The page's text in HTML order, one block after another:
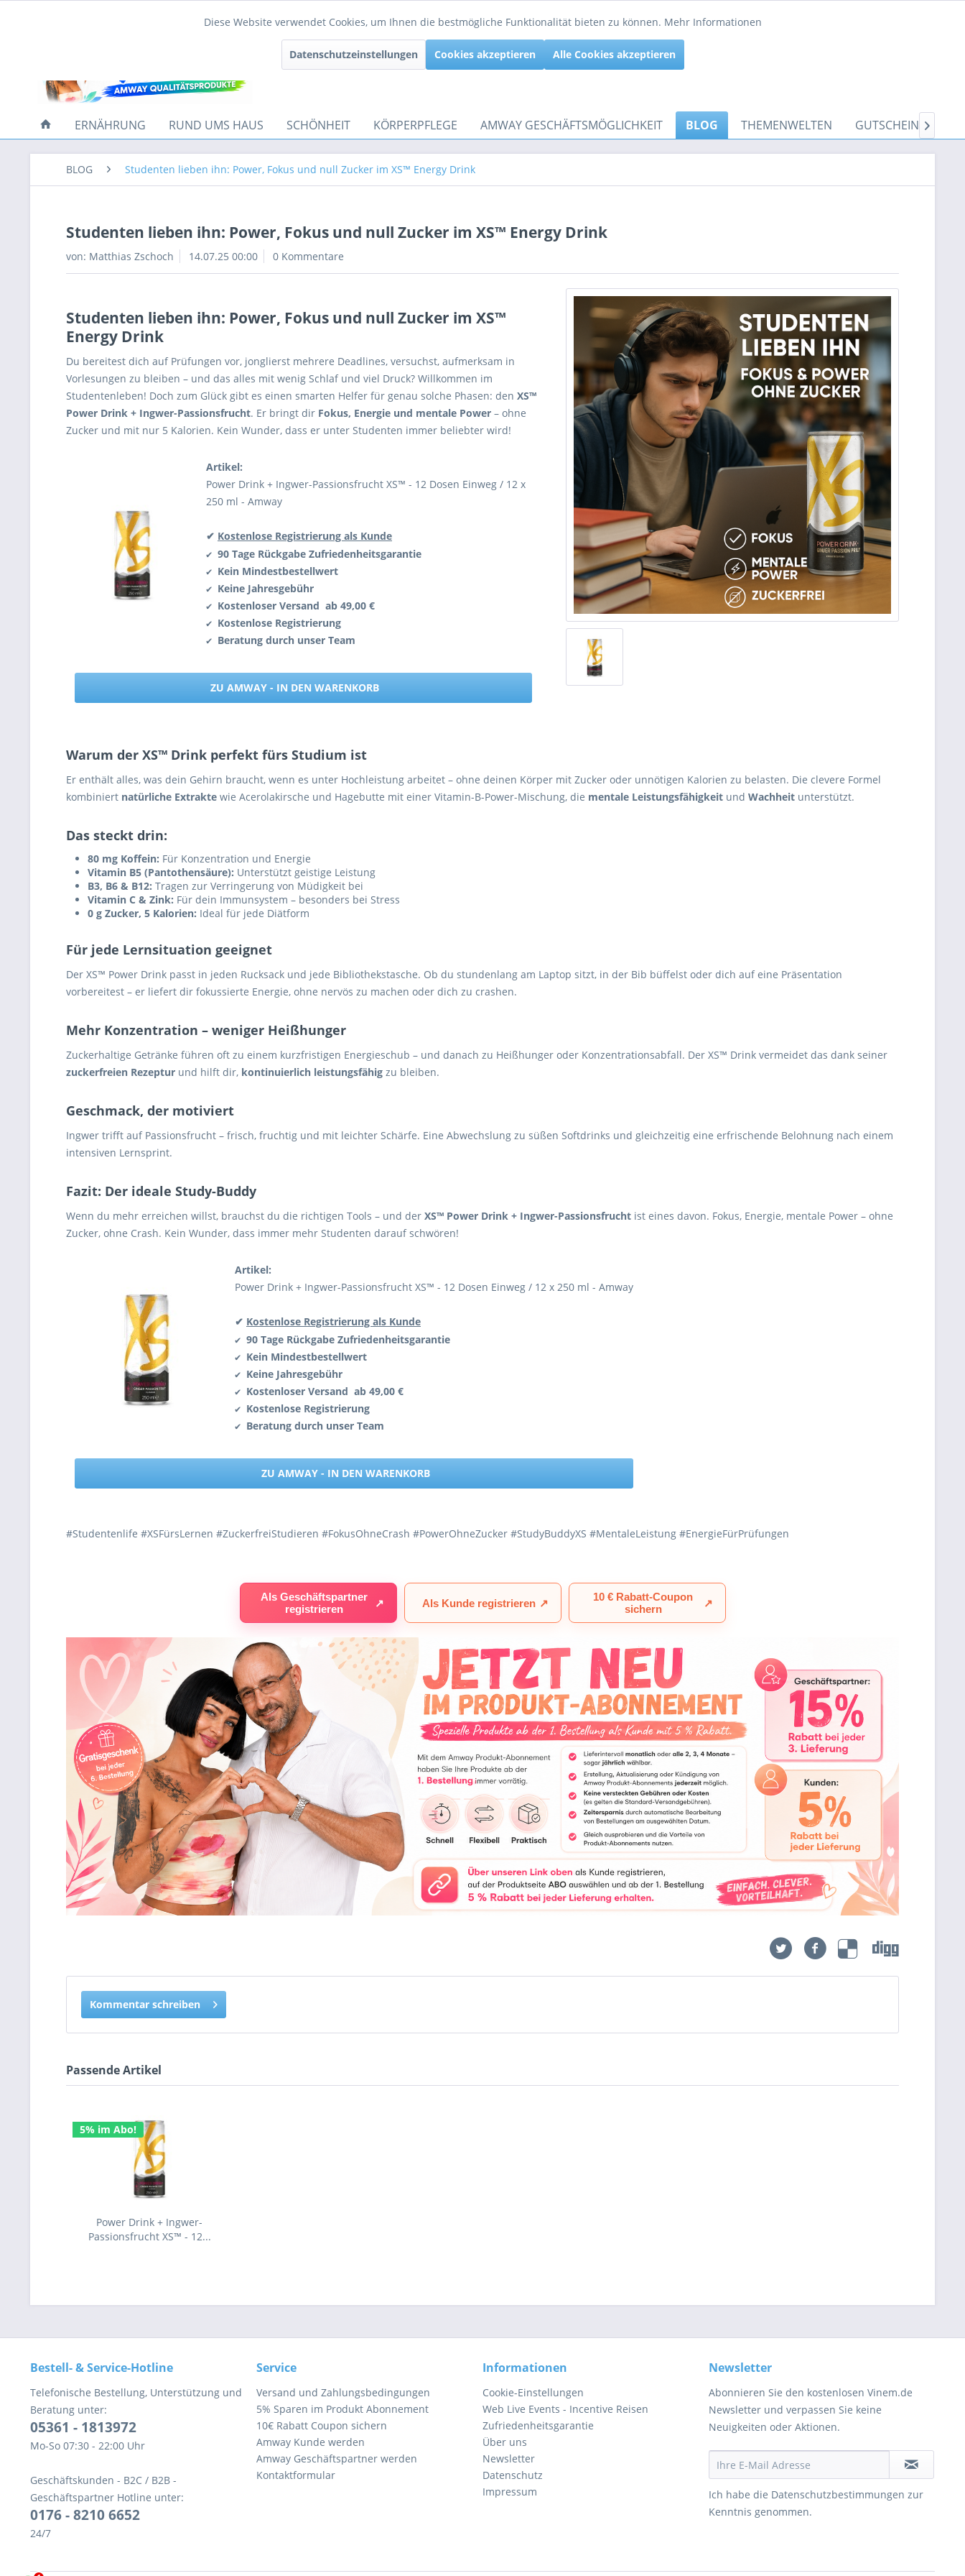
ERNÄHRUNG RUND UMS HAUS SCHÖNHEIT KÖRPERPFLEGE AMWAY GESCHÄFTSMÖGLICHKEIT BLOG THEMENWELTEN GUTSCHEINE
BLOG Studenten lieben ihn: Power, Fokus und null Zucker im XS™ Energy Drink
Studenten lieben ihn: Power, Fokus und null Zucker im XS™ Energy Drink
von: Matthias Zschoch 14.07.25 00:00 0 Kommentare
Studenten lieben ihn: Power, Fokus und null Zucker im XS™
Energy Drink
Du bereitest dich auf Prüfungen vor, jonglierst mehrere Deadlines, versuchst, aufmerksam in
Vorlesungen zu bleiben – und das alles mit wenig Schlaf und viel Druck? Willkommen im
Studentenleben! Doch zum Glück gibt es einen smarten Helfer für genau solche Phasen: den XS™
Power Drink + Ingwer-Passionsfrucht. Er bringt dir Fokus, Energie und mentale Power – ohne
Zucker und mit nur 5 Kalorien. Kein Wunder, dass er unter Studenten immer beliebter wird!
Artikel:
Power Drink + Ingwer-Passionsfrucht XS™ - 12 Dosen Einweg / 12 x
250 ml - Amway
✔ Kostenlose Registrierung als Kunde
✔ 90 Tage Rückgabe Zufriedenheitsgarantie
✔ Kein Mindestbestellwert
✔ Keine Jahresgebühr
✔ Kostenloser Versand ab 49,00 €
✔ Kostenlose Registrierung
✔ Beratung durch unser Team
ZU AMWAY - IN DEN WARENKORB
Warum der XS™ Drink perfekt fürs Studium ist
Er enthält alles, was dein Gehirn braucht, wenn es unter Hochleistung arbeitet – ohne deinen Körper mit Zucker oder unnötigen Kalorien zu belasten. Die clevere Formel
kombiniert natürliche Extrakte wie Acerolakirsche und Hagebutte mit einer Vitamin-B-Power-Mischung, die mentale Leistungsfähigkeit und Wachheit unterstützt.
Das steckt drin:
80 mg Koffein: Für Konzentration und Energie
Vitamin B5 (Pantothensäure): Unterstützt geistige Leistung
B3, B6 & B12: Tragen zur Verringerung von Müdigkeit bei
Vitamin C & Zink: Für dein Immunsystem – besonders bei Stress
0 g Zucker, 5 Kalorien: Ideal für jede Diätform
Für jede Lernsituation geeignet
Der XS™ Power Drink passt in jeden Rucksack und jede Bibliothekstasche. Ob du stundenlang am Laptop sitzt, in der Bib büffelst oder dich auf eine Präsentation
vorbereitest – er liefert dir fokussierte Energie, ohne nervös zu machen oder dich zu crashen.
Mehr Konzentration – weniger Heißhunger
Zuckerhaltige Getränke führen oft zu einem kurzfristigen Energieschub – und danach zu Heißhunger oder Konzentrationsabfall. Der XS™ Drink vermeidet das dank seiner
zuckerfreien Rezeptur und hilft dir, kontinuierlich leistungsfähig zu bleiben.
Geschmack, der motiviert
Ingwer trifft auf Passionsfrucht – frisch, fruchtig und mit leichter Schärfe. Eine Abwechslung zu süßen Softdrinks und gleichzeitig eine erfrischende Belohnung nach einem
intensiven Lernsprint.
Fazit: Der ideale Study-Buddy
Wenn du mehr erreichen willst, brauchst du die richtigen Tools – und der XS™ Power Drink + Ingwer-Passionsfrucht ist eines davon. Fokus, Energie, mentale Power – ohne
Zucker, ohne Crash. Kein Wunder, dass immer mehr Studenten darauf schwören!
Artikel:
Power Drink + Ingwer-Passionsfrucht XS™ - 12 Dosen Einweg / 12 x 250 ml - Amway
✔ Kostenlose Registrierung als Kunde
✔ 90 Tage Rückgabe Zufriedenheitsgarantie
✔ Kein Mindestbestellwert
✔ Keine Jahresgebühr
✔ Kostenloser Versand ab 49,00 €
✔ Kostenlose Registrierung
✔ Beratung durch unser Team
ZU AMWAY - IN DEN WARENKORB
#Studentenlife #XSFürsLernen #ZuckerfreiStudieren #FokusOhneCrash #PowerOhneZucker #StudyBuddyXS #MentaleLeistung #EnergieFürPrüfungen
Als Geschäftspartner
registrieren
↗ Als Kunde registrieren ↗
10 € Rabatt-Coupon
sichern
↗
Kommentar schreiben
Passende Artikel
5% im Abo!
Power Drink + Ingwer-
Passionsfrucht XS™ - 12...
Bestell- & Service-Hotline
Telefonische Bestellung, Unterstützung und
Beratung unter:
05361 - 1813972
Mo-So 07:30 - 22:00 Uhr
Geschäftskunden - B2C / B2B -
Geschäftspartner Hotline unter:
0176 - 8210 6652
24/7
Service
Versand und Zahlungsbedingungen
5% Sparen im Produkt Abonnement
10€ Rabatt Coupon sichern
Amway Kunde werden
Amway Geschäftspartner werden
Kontaktformular
Informationen
Cookie-Einstellungen
Web Live Events - Incentive Reisen
Zufriedenheitsgarantie
Über uns
Newsletter
Datenschutz
Impressum
Newsletter
Abonnieren Sie den kostenlosen Vinem.de
Newsletter und verpassen Sie keine
Neuigkeiten oder Aktionen.
Ich habe die Datenschutzbestimmungen zur
Kenntnis genommen.
Diese Website verwendet Cookies, um Ihnen die bestmögliche Funktionalität bieten zu können. Mehr Informationen
Datenschutzeinstellungen Cookies akzeptieren Alle Cookies akzeptieren